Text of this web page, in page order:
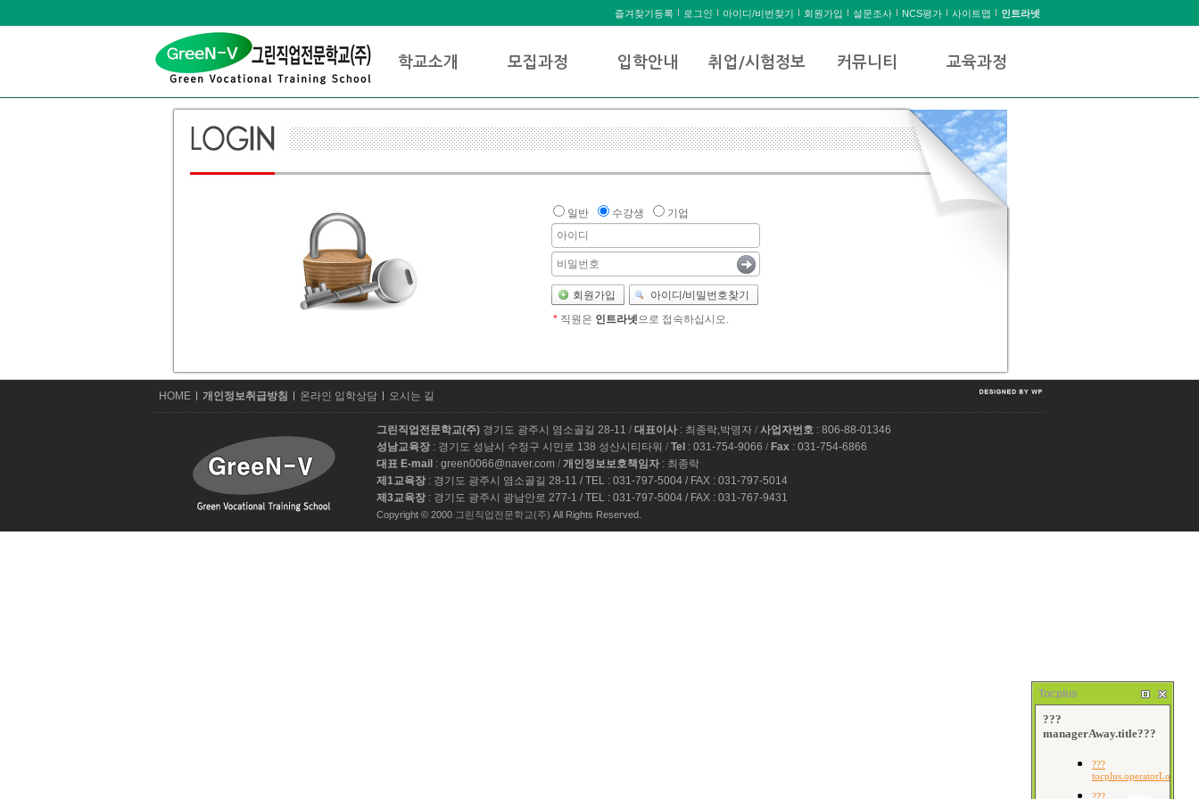
위
즐겨찾기등록 로그인 아이디/비번찾기 회원가입 설문조사 NCS평가 사이트맵 인트라넷
학교소개 모집과정 입학안내 취업/시험정보 커뮤니티 교육과정
일반 수강생 기업
회원가입
아이디/비밀번호찾기
*직원은 인트라넷으로 접속하십시오.
HOME 개인정보취급방침 온라인 입학상담 오시는 길
그린직업전문학교(주) 경기도 광주시 염소골길 28-11 / 대표이사 : 최종락,박명자 / 사업자번호 : 806-88-01346
성남교육장 : 경기도 성남시 수정구 시민로 138 성산시티타워 / Tel : 031-754-9066 / Fax : 031-754-6866
대표 E-mail : green0066@naver.com / 개인정보보호책임자 : 최종락
제1교육장 : 경기도 광주시 염소골길 28-11 / TEL : 031-797-5004 / FAX : 031-797-5014
제3교육장 : 경기도 광주시 광남안로 277-1 / TEL : 031-797-5004 / FAX : 031-767-9431
Copyright © 2000 그린직업전문학교(주) All Rights Reserved.
Tocplus